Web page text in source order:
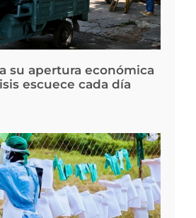
su apertura económica
escuece cada día